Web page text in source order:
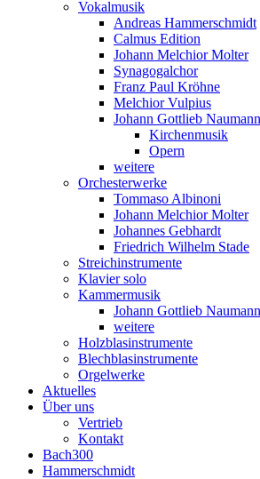
Vokalmusik
Andreas Hammerschmidt
Calmus Edition
Johann Melchior Molter
Synagogalchor
Franz Paul Kröhne
Melchior Vulpius
Johann Gottlieb Naumann
Kirchenmusik
Opern
weitere
Orchesterwerke
Tommaso Albinoni
Johann Melchior Molter
Johannes Gebhardt
Friedrich Wilhelm Stade
Streichinstrumente
Klavier solo
Kammermusik
Johann Gottlieb Naumann
weitere
Holzblasinstrumente
Blechblasinstrumente
Orgelwerke
Aktuelles
Über uns
Vertrieb
Kontakt
Bach300
Hammerschmidt